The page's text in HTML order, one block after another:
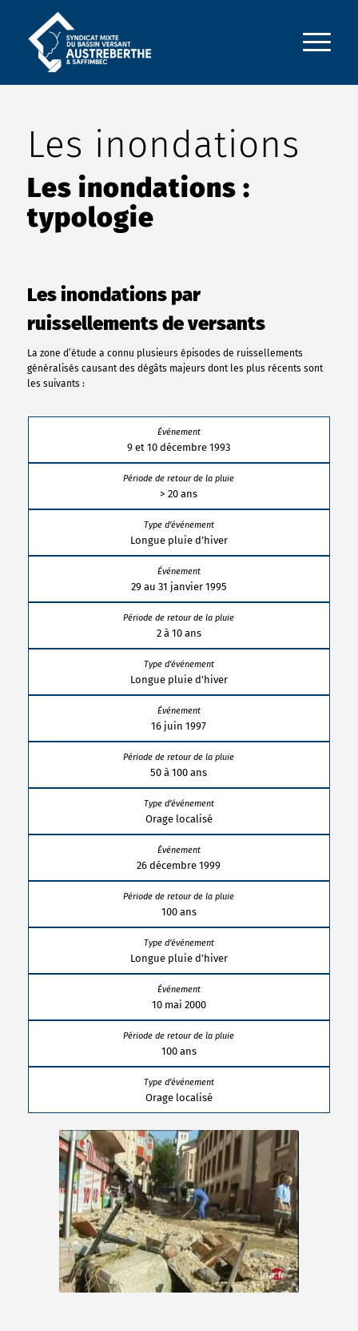
Les inondations
Les inondations :
typologie
Les inondations par
ruissellements de versants
La zone d’étude a connu plusieurs épisodes de ruissellements
généralisés causant des dégâts majeurs dont les plus récents sont
les suivants :
9 et 10 décembre 1993
> 20 ans
Longue pluie d’hiver
29 au 31 janvier 1995
2 à 10 ans
Longue pluie d’hiver
16 juin 1997
50 à 100 ans
Orage localisé
26 décembre 1999
100 ans
Longue pluie d’hiver
10 mai 2000
100 ans
Orage localisé